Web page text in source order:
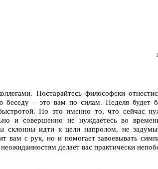
Постарайтесь философски
беседу – это вам по силам. Неделя будет
Но это именно то, что сейчас
и совершенно не нуждаетесь во
склонны идти к цели напролом, не
вам с рук, но и помогает завоевывать
делает вас практически